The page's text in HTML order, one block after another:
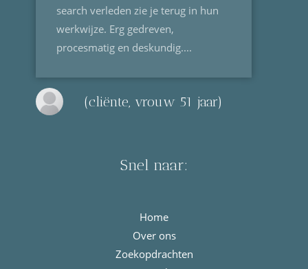
search verleden zie je terug in hun
werkwijze. Erg gedreven,
procesmatig en deskundig....
(cliënte, vrouw 51 jaar)
Snel naar:
Home
Over ons
Zoekopdrachten